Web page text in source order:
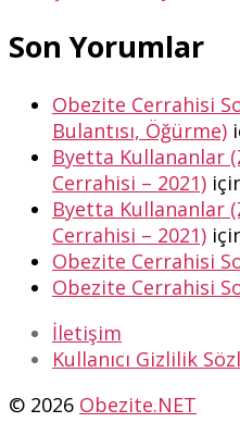
Son Yorumlar
Obezite Cerrahisi
Bulantısı, Öğürme)
Byetta Kullananlar
Cerrahisi – 2021)
Byetta Kullananlar
Cerrahisi – 2021)
Obezite Cerrahisi
Obezite Cerrahisi
İletişim
Kullanıcı Gizlilik
© 2026 Obezite.NET